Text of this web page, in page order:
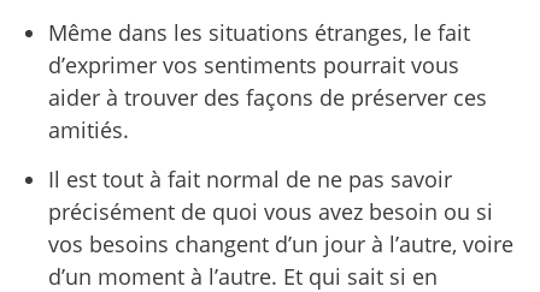
Même dans les situations étranges, le fait
d’exprimer vos sentiments pourrait vous
aider à trouver des façons de préserver ces
amitiés.
Il est tout à fait normal de ne pas savoir
précisément de quoi vous avez besoin ou si
vos besoins changent d’un jour à l’autre, voire
d’un moment à l’autre. Et qui sait si en